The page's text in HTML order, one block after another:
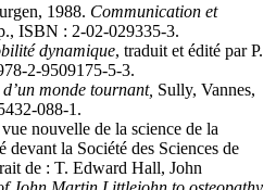
1988. Communication et
ISBN : 2-02-029335-3.
dynamique, traduit et édité par P.
2-9509175-5-3.
monde tournant, Sully, Vannes,
088-1.
nouvelle de la science de la
devant la Société des Sciences de
de : T. Edward Hall, John